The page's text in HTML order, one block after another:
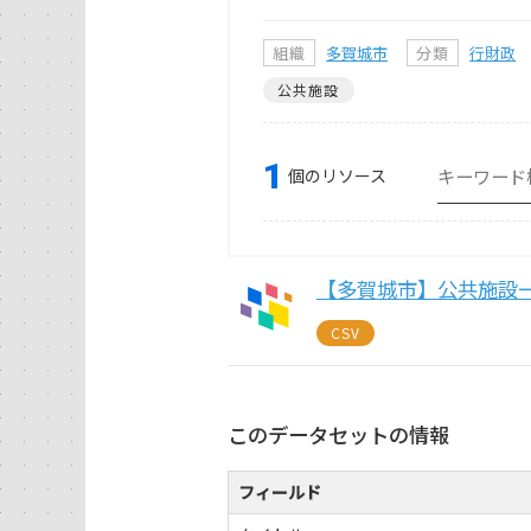
組織 多賀城市 分類 行財政
公共施設
1 個のリソース
【多賀城市】公共施設
CSV
このデータセットの情報
フィールド